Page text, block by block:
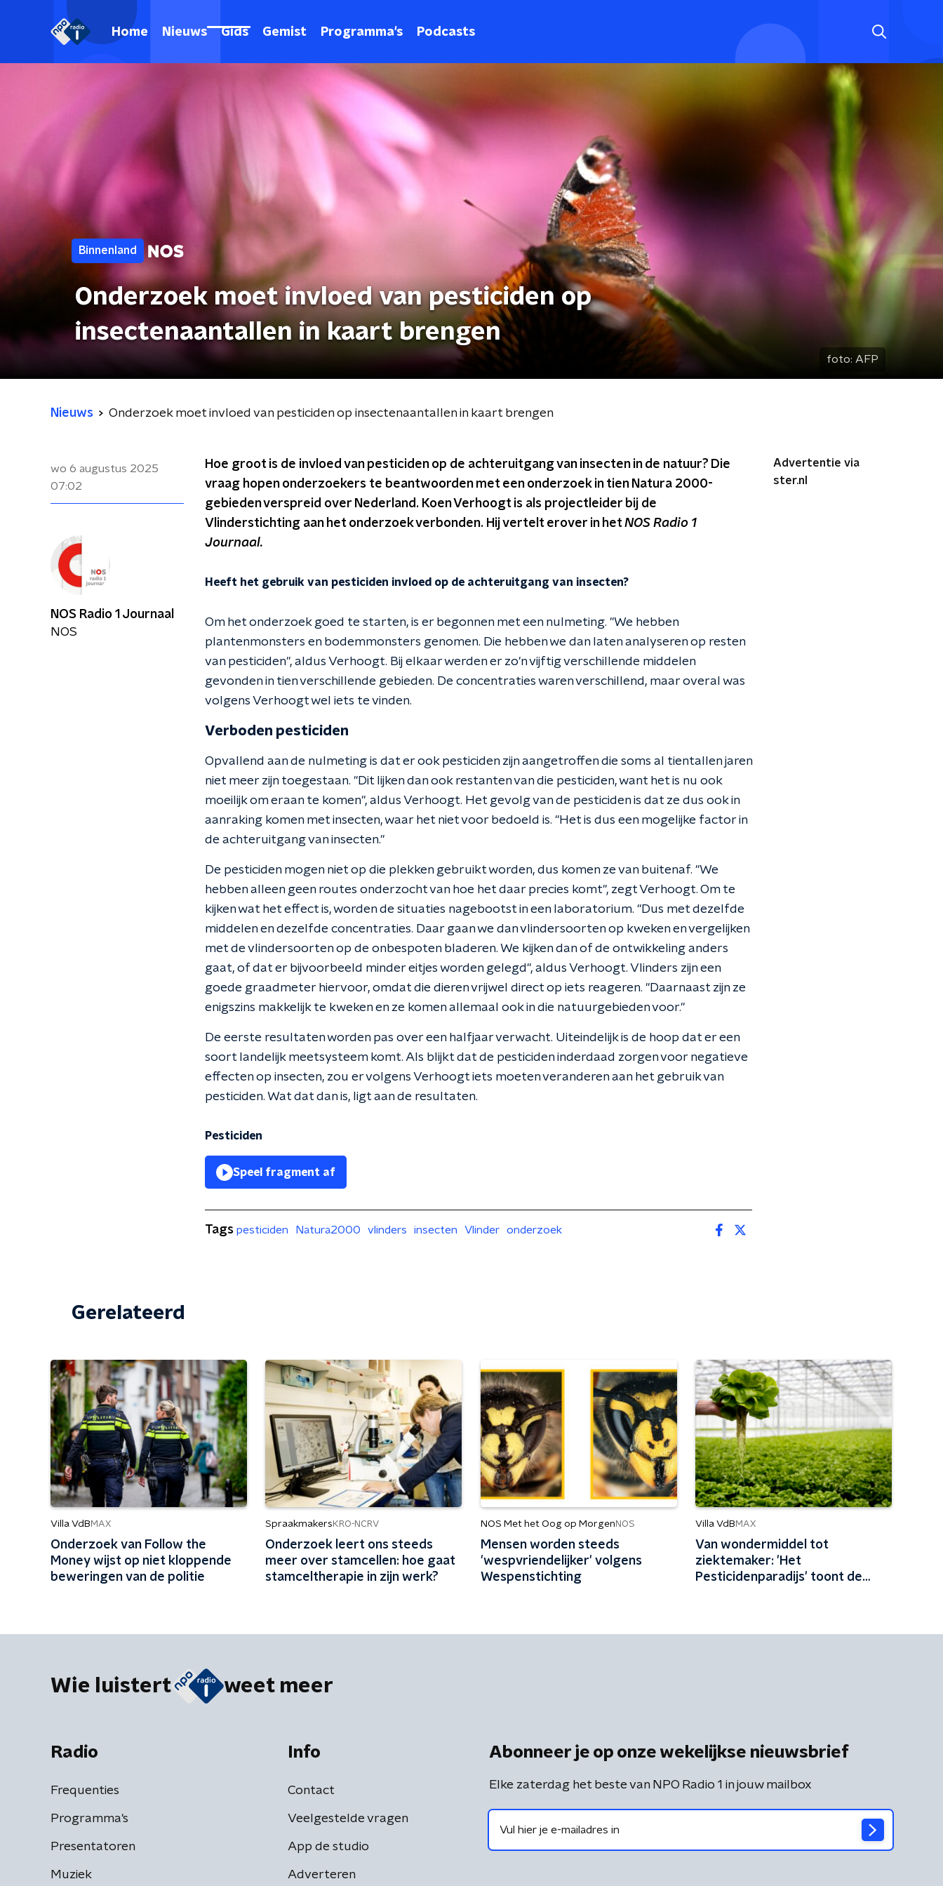
Home Nieuws Gids Gemist Programma's Podcasts
Binnenland
Onderzoek moet invloed van pesticiden op
insectenaantallen in kaart brengen
foto: AFP
Nieuws Onderzoek moet invloed van pesticiden op insectenaantallen in kaart brengen
wo 6 augustus 2025
07:02
Hoe groot is de invloed van pesticiden op de achteruitgang van insecten in de natuur? Die
vraag hopen onderzoekers te beantwoorden met een onderzoek in tien Natura 2000-
gebieden verspreid over Nederland. Koen Verhoogt is als projectleider bij de
Vlinderstichting aan het onderzoek verbonden. Hij vertelt erover in hetNOS Radio 1
Journaal.
Heeft het gebruik van pesticiden invloed op de achteruitgang van insecten?
Om het onderzoek goed te starten, is er begonnen met een nulmeting. "We hebben
plantenmonsters en bodemmonsters genomen. Die hebben we dan laten analyseren op resten
van pesticiden", aldus Verhoogt. Bij elkaar werden er zo'n vijftig verschillende middelen
gevonden in tien verschillende gebieden. De concentraties waren verschillend, maar overal was
volgens Verhoogt wel iets te vinden.
Verboden pesticiden
Opvallend aan de nulmeting is dat er ook pesticiden zijn aangetroffen die soms al tientallen jaren
niet meer zijn toegestaan. "Dit lijken dan ook restanten van die pesticiden, want het is nu ook
moeilijk om eraan te komen", aldus Verhoogt. Het gevolg van de pesticiden is dat ze dus ook in
aanraking komen met insecten, waar het niet voor bedoeld is. "Het is dus een mogelijke factor in
de achteruitgang van insecten."
De pesticiden mogen niet op die plekken gebruikt worden, dus komen ze van buitenaf. "We
hebben alleen geen routes onderzocht van hoe het daar precies komt", zegt Verhoogt. Om te
kijken wat het effect is, worden de situaties nagebootst in een laboratorium. "Dus met dezelfde
middelen en dezelfde concentraties. Daar gaan we dan vlindersoorten op kweken en vergelijken
met de vlindersoorten op de onbespoten bladeren. We kijken dan of de ontwikkeling anders
gaat, of dat er bijvoorbeeld minder eitjes worden gelegd", aldus Verhoogt. Vlinders zijn een
goede graadmeter hiervoor, omdat die dieren vrijwel direct op iets reageren. "Daarnaast zijn ze
enigszins makkelijk te kweken en ze komen allemaal ook in die natuurgebieden voor."
De eerste resultaten worden pas over een halfjaar verwacht. Uiteindelijk is de hoop dat er een
soort landelijk meetsysteem komt. Als blijkt dat de pesticiden inderdaad zorgen voor negatieve
effecten op insecten, zou er volgens Verhoogt iets moeten veranderen aan het gebruik van
pesticiden. Wat dat dan is, ligt aan de resultaten.
Pesticiden
Speel fragment af
Advertentie via
ster.nl
NOS Radio 1 Journaal
NOS
Tags pesticiden Natura2000 vlinders insecten Vlinder onderzoek
Gerelateerd
Villa VdB MAX
Onderzoek van Follow the
Money wijst op niet kloppende
beweringen van de politie
Spraakmakers KRO-NCRV
Onderzoek leert ons steeds
meer over stamcellen: hoe gaat
stamceltherapie in zijn werk?
NOS Met het Oog op Morgen NOS
Mensen worden steeds
'wespvriendelijker' volgens
Wespenstichting
Villa VdB MAX
Van wondermiddel tot
ziektemaker: 'Het
Pesticidenparadijs' toont de
Wie luistert weet meer
Radio
Frequenties
Programma's
Presentatoren
Muziek
Info
Contact
Veelgestelde vragen
App de studio
Adverteren
Abonneer je op onze wekelijkse nieuwsbrief
Elke zaterdag het beste van NPO Radio 1 in jouw mailbox